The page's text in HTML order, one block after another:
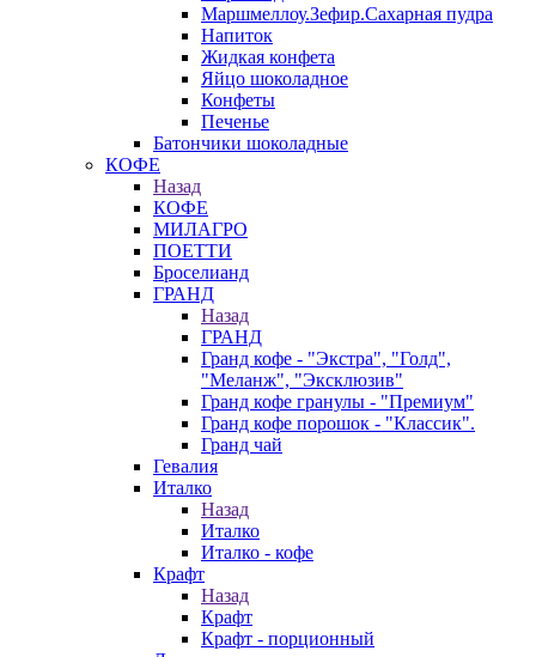
Маршмеллоу.Зефир.Сахарная пудра
Напиток
Жидкая конфета
Яйцо шоколадное
Конфеты
Печенье
Батончики шоколадные
КОФЕ
Назад
КОФЕ
МИЛАГРО
ПОЕТТИ
Броселианд
ГРАНД
Назад
ГРАНД
Гранд кофе - "Экстра", "Голд",
"Меланж", "Эксклюзив"
Гранд кофе гранулы - "Премиум"
Гранд кофе порошок - "Классик".
Гранд чай
Гевалия
Италко
Назад
Италко
Италко - кофе
Крафт
Назад
Крафт
Крафт - порционный